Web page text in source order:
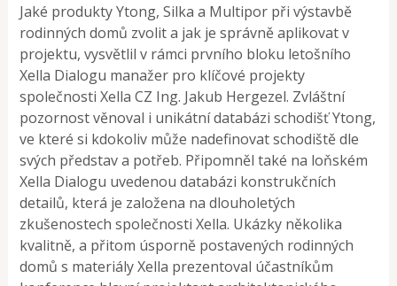
Jaké produkty Ytong, Silka a Multipor při výstavbě
rodinných domů zvolit a jak je správně aplikovat v
projektu, vysvětlil v rámci prvního bloku letošního
Xella Dialogu manažer pro klíčové projekty
společnosti Xella CZ Ing. Jakub Hergezel. Zvláštní
pozornost věnoval i unikátní databázi schodišť Ytong,
ve které si kdokoliv může nadefinovat schodiště dle
svých představ a potřeb. Připomněl také na loňském
Xella Dialogu uvedenou databázi konstrukčních
detailů, která je založena na dlouholetých
zkušenostech společnosti Xella. Ukázky několika
kvalitně, a přitom úsporně postavených rodinných
domů s materiály Xella prezentoval účastníkům